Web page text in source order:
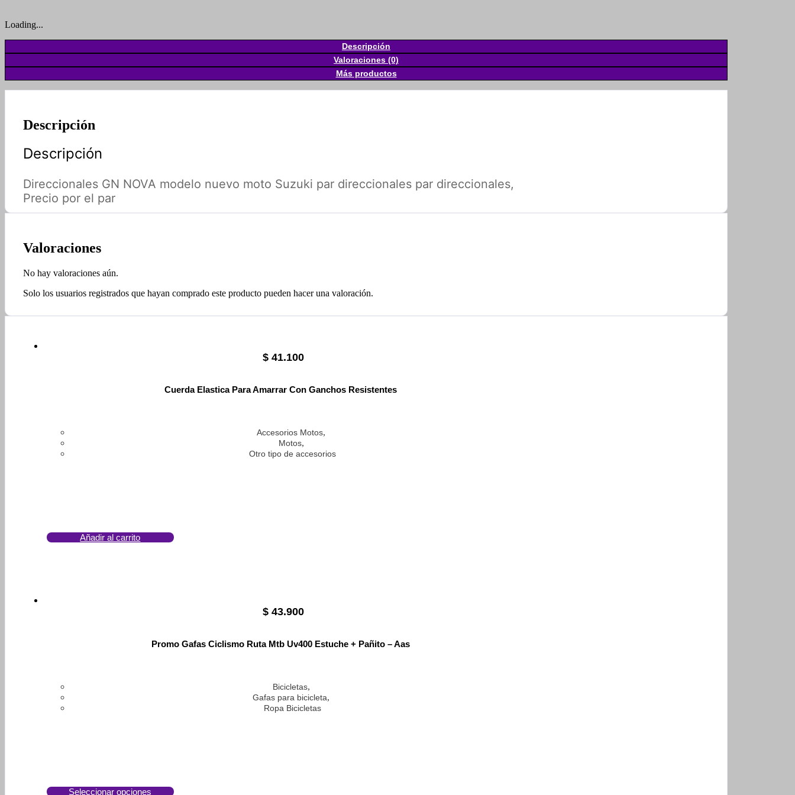
Loading...
Descripción
Valoraciones (0)
Más productos
Descripción
Descripción
Direccionales GN NOVA modelo nuevo moto Suzuki par direccionales par direccionales,
Precio por el par
Valoraciones
No hay valoraciones aún.
Solo los usuarios registrados que hayan comprado este producto pueden hacer una valoración.
$ 41.100
Cuerda Elastica Para Amarrar Con Ganchos Resistentes
Accesorios Motos,
Motos,
Otro tipo de accesorios
Añadir al carrito
$ 43.900
Promo Gafas Ciclismo Ruta Mtb Uv400 Estuche + Pañito – Aas
Bicicletas,
Gafas para bicicleta,
Ropa Bicicletas
Seleccionar opciones